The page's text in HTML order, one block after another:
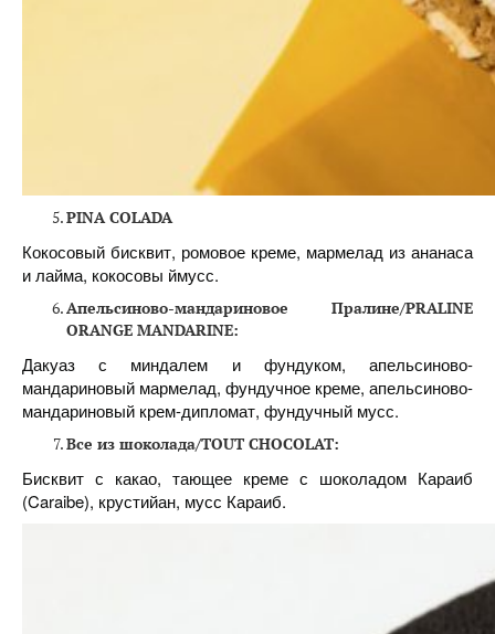
PINA COLADA
Кокосовый бисквит, ромовое креме, мармелад из ананаса
и лайма, кокосовы ймусс.
Апельсиново-мандариновое Пралине/PRALINE
ORANGE MANDARINE:
Дакуаз с миндалем и фундуком, апельсиново-
мандариновый мармелад, фундучное креме, апельсиново-
мандариновый крем-дипломат, фундучный мусс.
Все из шоколада/TOUT CHOCOLAT:
Бисквит с какао, тающее креме с шоколадом Караиб
(Caraibe), крустийан, мусс Караиб.